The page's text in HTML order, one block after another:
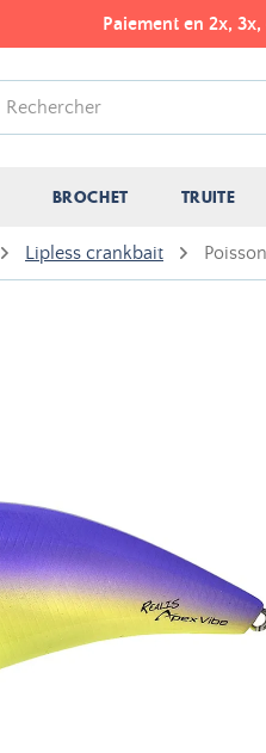
Paiement en 2x,
BROCHET TRUITE
Lipless crankbait